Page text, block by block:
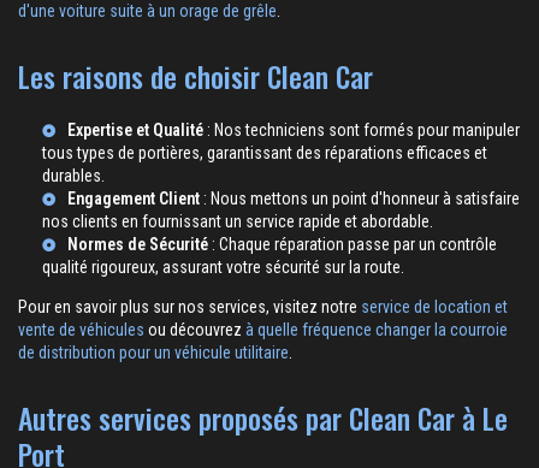
d'une voiture suite à un orage de grêle
Les raisons de choisir Clean Car
Expertise et Qualité : Nos techniciens sont formés pour manipuler
tous types de portières, garantissant des réparations efficaces et
durables.
Engagement Client : Nous mettons un point d'honneur à satisfaire
nos clients en fournissant un service rapide et abordable.
Normes de Sécurité : Chaque réparation passe par un contrôle
qualité rigoureux, assurant votre sécurité sur la route.
Pour en savoir plus sur nos services, visitez notre service de location et
vente de véhicules ou découvrez à quelle fréquence changer la courroie
de distribution pour un véhicule utilitaire
Autres services proposés par Clean Car à Le
Port